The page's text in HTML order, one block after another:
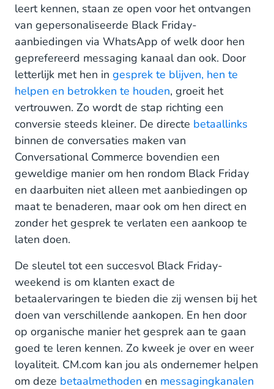
leert kennen, staan ze open voor het ontvangen
van gepersonaliseerde Black Friday-
aanbiedingen via WhatsApp of welk door hen
geprefereerd messaging kanaal dan ook. Door
letterlijk met hen in gesprek te blijven, hen te
helpen en betrokken te houden, groeit het
vertrouwen. Zo wordt de stap richting een
conversie steeds kleiner. De directe betaallinks
binnen de conversaties maken van
Conversational Commerce bovendien een
geweldige manier om hen rondom Black Friday
en daarbuiten niet alleen met aanbiedingen op
maat te benaderen, maar ook om hen direct en
zonder het gesprek te verlaten een aankoop te
laten doen.
De sleutel tot een succesvol Black Friday-
weekend is om klanten exact de
betaalervaringen te bieden die zij wensen bij het
doen van verschillende aankopen. En hen door
op organische manier het gesprek aan te gaan
goed te leren kennen. Zo kweek je over en weer
loyaliteit. CM.com kan jou als ondernemer helpen
om deze betaalmethoden en messagingkanalen